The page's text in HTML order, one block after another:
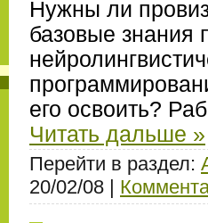
Нужны ли
базовые знания
его освоить?
Читать дальше »
Перейти в раздел:
20/02/08 |